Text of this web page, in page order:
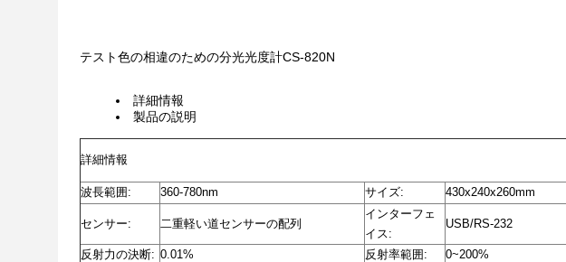
テスト色の相違のための分光光度計CS-820N
詳細情報
製品の説明
詳細情報
波長範囲: 360-780nm サイズ: 430x240x260mm
センサー: 二重軽い道センサーの配列
インターフェ
イス:
USB/RS-232
反射力の決断: 0.01% 反射率範囲: 0~200%